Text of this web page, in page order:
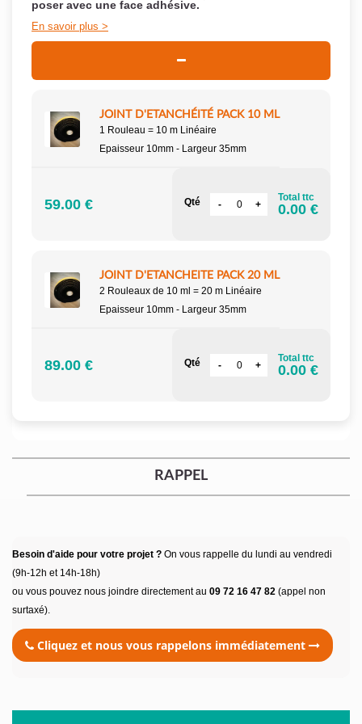
poser avec une face adhésive.
En savoir plus
JOINT D'ETANCHÉITÉ PACK 10 ML
1 Rouleau = 10 m Linéaire
Epaisseur 10mm - Largeur 35mm
59.00 € Qté Total ttc
0.00 €
JOINT D'ETANCHEITE PACK 20 ML
2 Rouleaux de 10 ml = 20 m Linéaire
Epaisseur 10mm - Largeur 35mm
89.00 € Qté Total ttc
0.00 €
RAPPEL
Besoin d'aide pour votre projet ? On vous rappelle du lundi au vendredi
(9h-12h et 14h-18h)
ou vous pouvez nous joindre directement au 09 72 16 47 82 (appel non
surtaxé).
Cliquez et nous vous rappelons immédiatement